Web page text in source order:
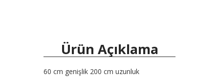
Ürün Açıklama
60 cm genişlik 200 cm uzunluk